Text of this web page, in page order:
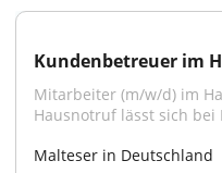
Kundenbetreuer im
Mitarbeiter (m/w/d) im
Hausnotruf lässt sich
Malteser in Deutschland